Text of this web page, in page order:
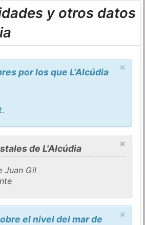
y otros datos
×
por los que L'Alcúdia
.
×
de L'Alcúdia
Juan Gil
×
el nivel del mar de